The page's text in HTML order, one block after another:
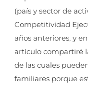
(país y sector de
Competitividad
años anteriores, y
artículo compartiré
de las cuales
familiares porque